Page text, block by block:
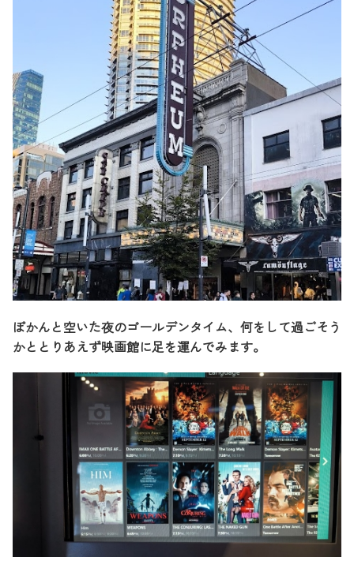
ぽかんと空いた夜のゴールデンタイム、何をして過ごそう
かととりあえず映画館に足を運んでみます。